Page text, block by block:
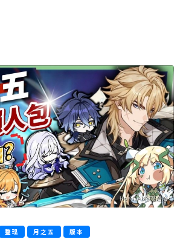
整理 月之五 版本